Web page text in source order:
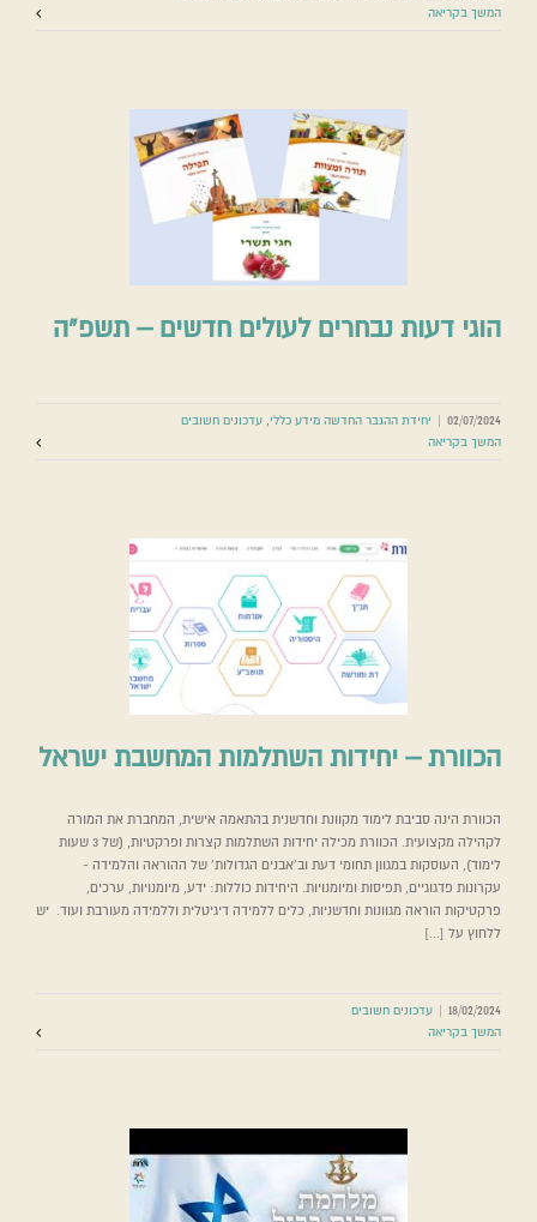
המשך בקריאה
הוגי דעות נבחרים לעולים חדשים – תשפ”ה
02/07/2024
| יחידת ההגבר החדשה מידע כללי, עדכונים חשובים
המשך בקריאה
הכוורת – יחידות השתלמות המחשבת ישראל
הכוורת הינה סביבת לימוד מקוונת וחדשנית בהתאמה אישית, המחברת את המורה
לקהילה מקצועית. הכוורת מכילה יחידות השתלמות קצרות ופרקטיות, (של 3 שעות
לימוד), העוסקות במגוון תחומי דעת וב'אבנים הגדולות' של ההוראה והלמידה -
עקרונות פדגוגיים, תפיסות ומיומנויות. היחידות כוללות: ידע, מיומנויות, ערכים,
פרקטיקות הוראה מגוונות וחדשניות, כלים ללמידה דיגיטלית וללמידה מעורבת ועוד. יש
ללחוץ על [...]
18/02/2024
| עדכונים חשובים
המשך בקריאה